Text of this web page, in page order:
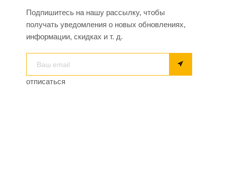
Подпишитесь на нашу рассылку, чтобы
получать уведомления о новых обновлениях,
информации, скидках и т. д.
отписаться